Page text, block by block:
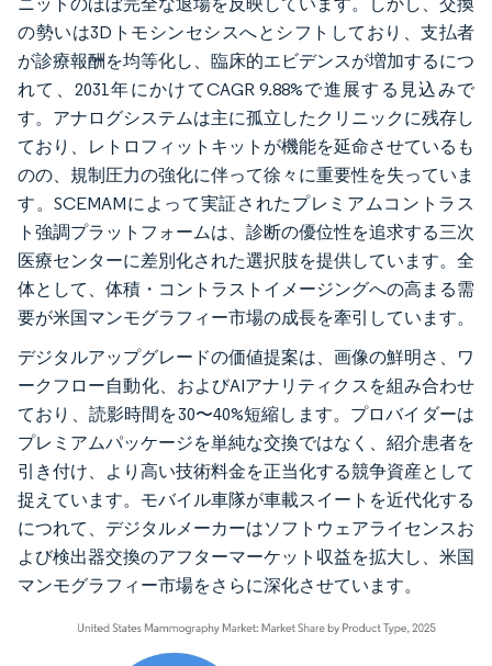
の勢いは3Dトモシンセシスへとシフトしており、支払者
が診療報酬を均等化し、臨床的エビデンスが増加するにつ
れて、2031年にかけてCAGR 9.88%で進展する見込みで
す。アナログシステムは主に孤立したクリニックに残存し
ており、レトロフィットキットが機能を延命させているも
のの、規制圧力の強化に伴って徐々に重要性を失っていま
す。SCEMAMによって実証されたプレミアムコントラス
ト強調プラットフォームは、診断の優位性を追求する三次
医療センターに差別化された選択肢を提供しています。全
体として、体積・コントラストイメージングへの高まる需
要が米国マンモグラフィー市場の成長を牽引しています。
デジタルアップグレードの価値提案は、画像の鮮明さ、ワ
ークフロー自動化、およびAIアナリティクスを組み合わせ
ており、読影時間を30〜40%短縮します。プロバイダーは
プレミアムパッケージを単純な交換ではなく、紹介患者を
引き付け、より高い技術料金を正当化する競争資産として
捉えています。モバイル車隊が車載スイートを近代化する
につれて、デジタルメーカーはソフトウェアライセンスお
よび検出器交換のアフターマーケット収益を拡大し、米国
マンモグラフィー市場をさらに深化させています。